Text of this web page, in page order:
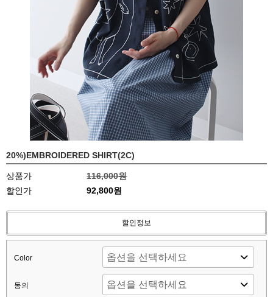
20%)EMBROIDERED SHIRT(2C)
상품가
116,000원
할인가
92,800원
할인정보
Color
동의